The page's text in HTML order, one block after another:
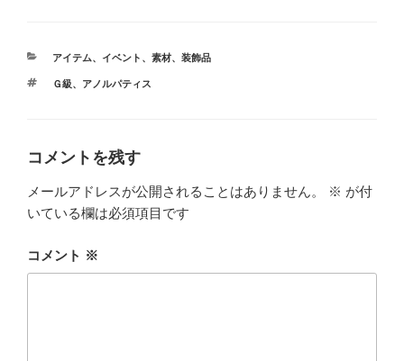
カ
ゴ
アイテム、 イベント 、 素材、 装飾品
タ
Ｇ級、 アノルパティス
コメントを残す
メールアドレスが公開されることはありません。 ※ が付
いている欄は必須項目です
コメント ※